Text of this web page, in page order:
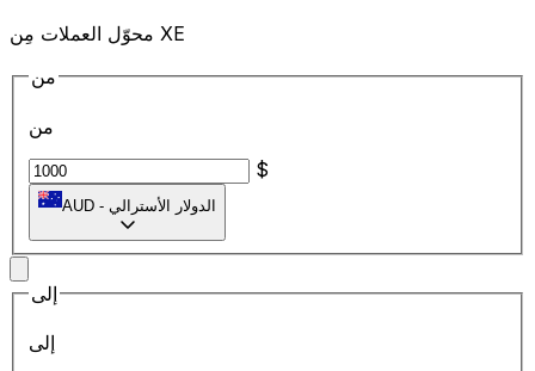
محوّل العملات مِن XE
من
من
$
AUD - الدولار الأسترالي
إلى
إلى